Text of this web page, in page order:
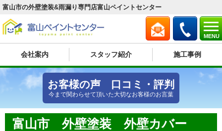
MENU
富山市の外壁塗装&雨漏り専門店富山ペイントセンター
会社案内 スタッフ紹介 施工事例
お客様の声 口コミ・評判
今まで関わらせて頂いた大切なお客様のお言葉
富山市 外壁塗装 外壁カバー